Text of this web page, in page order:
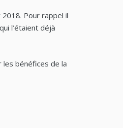
Pour rappel il
l’étaient déjà
bénéfices de la